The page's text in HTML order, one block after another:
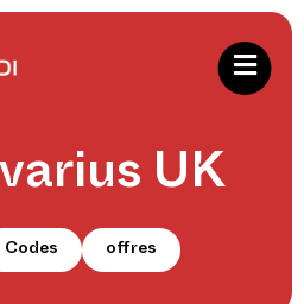
UK
Codes offres